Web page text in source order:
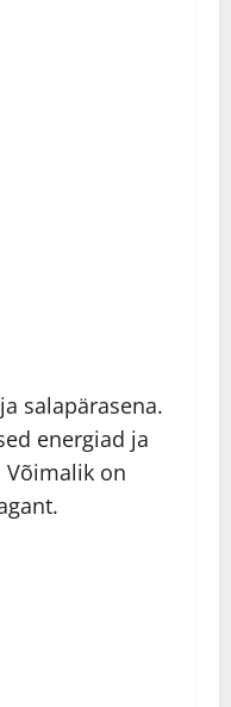
salapärasena.
energiad ja
Võimalik on